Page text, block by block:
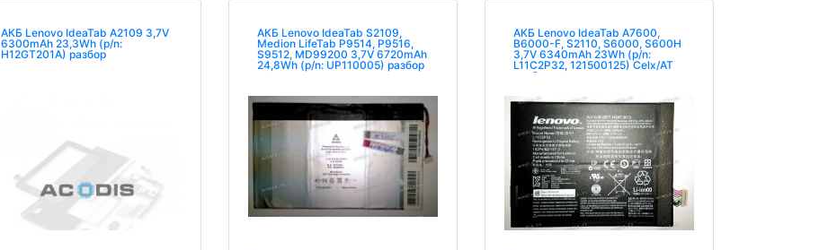
АКБ Lenovo IdeaTab A2109 3,7V
6300mAh 23,3Wh (p/n:
H12GT201A) разбор
АКБ Lenovo IdeaTab S2109,
Medion LifeTab P9514, P9516,
S9512, MD99200 3,7V 6720mAh
24,8Wh (p/n: UP110005) разбор
АКБ Lenovo IdeaTab A7600,
B6000-F, S2110, S6000, S600H
3,7V 6340mAh 23Wh (p/n:
L11C2P32, 121500125) Celx/AT
разбор